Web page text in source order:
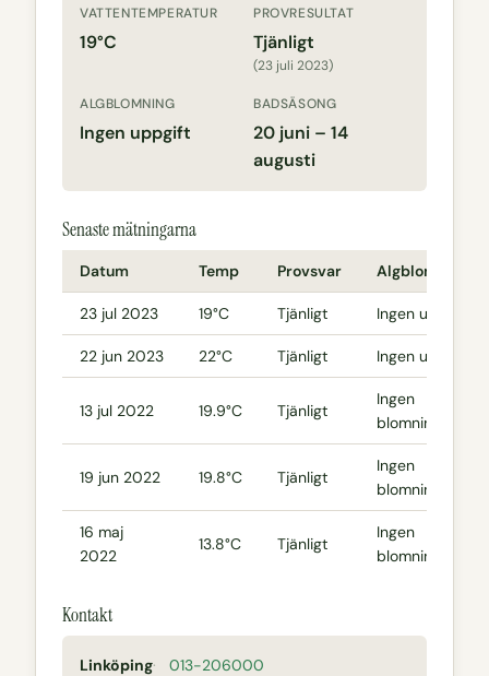
VATTENTEMPERATUR
19°C
PROVRESULTAT
Tjänligt
(23 juli 2023)
ALGBLOMNING
Ingen uppgift
BADSÄSONG
20 juni – 14
augusti
Senaste mätningarna
Datum Temp Provsvar Algblomning
23 jul 2023 19°C Tjänligt Ingen uppgift
22 jun 2023 22°C Tjänligt Ingen uppgift
13 jul 2022 19.9°C Tjänligt
Ingen
blomning
19 jun 2022 19.8°C Tjänligt
Ingen
blomning
16 maj
2022
13.8°C Tjänligt
Ingen
blomning
Kontakt
Linköping 013-206000